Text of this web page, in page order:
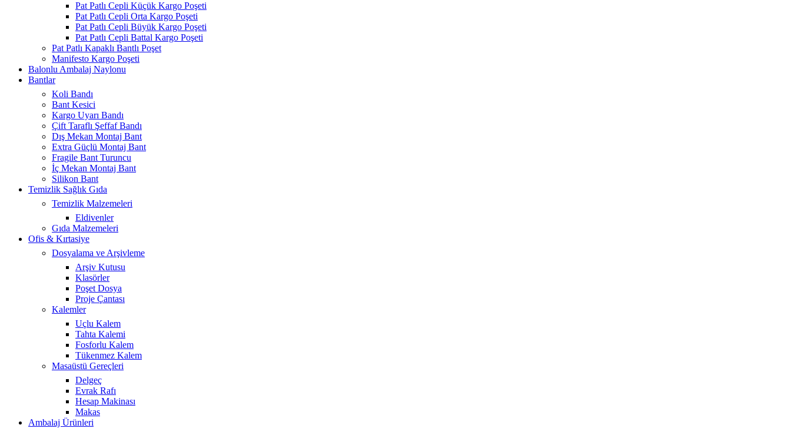
Pat Patlı Cepli Küçük Kargo Poşeti
Pat Patlı Cepli Orta Kargo Poşeti
Pat Patlı Cepli Büyük Kargo Poşeti
Pat Patlı Cepli Battal Kargo Poşeti
Pat Patlı Kapaklı Bantlı Poşet
Manifesto Kargo Poşeti
Balonlu Ambalaj Naylonu
Bantlar
Koli Bandı
Bant Kesici
Kargo Uyarı Bandı
Çift Taraflı Şeffaf Bandı
Dış Mekan Montaj Bant
Extra Güçlü Montaj Bant
Fragile Bant Turuncu
İç Mekan Montaj Bant
Silikon Bant
Temizlik Sağlık Gıda
Temizlik Malzemeleri
Eldivenler
Gıda Malzemeleri
Ofis & Kırtasiye
Dosyalama ve Arşivleme
Arşiv Kutusu
Klasörler
Poşet Dosya
Proje Çantası
Kalemler
Uçlu Kalem
Tahta Kalemi
Fosforlu Kalem
Tükenmez Kalem
Masaüstü Gereçleri
Delgeç
Evrak Rafı
Hesap Makinası
Makas
Ambalaj Ürünleri